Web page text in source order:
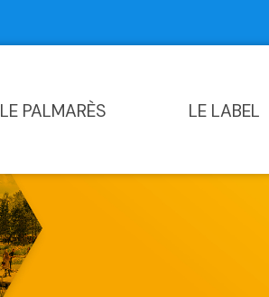
LE PALMARÈS LE LABEL